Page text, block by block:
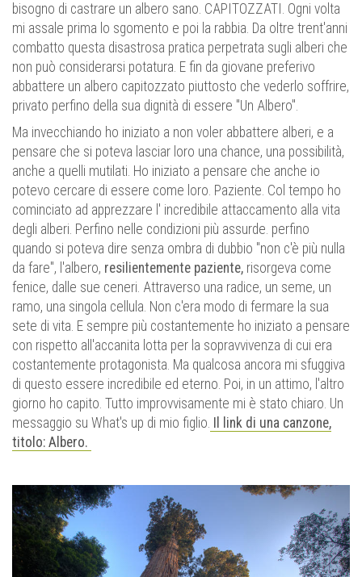
bisogno di castrare un albero sano. CAPITOZZATI. Ogni volta
mi assale prima lo sgomento e poi la rabbia. Da oltre trent'anni
combatto questa disastrosa pratica perpetrata sugli alberi che
non può considerarsi potatura. E fin da giovane preferivo
abbattere un albero capitozzato piuttosto che vederlo soffrire,
privato perfino della sua dignità di essere "Un Albero".
Ma invecchiando ho iniziato a non voler abbattere alberi, e a
pensare che si poteva lasciar loro una chance, una possibilità,
anche a quelli mutilati. Ho iniziato a pensare che anche io
potevo cercare di essere come loro. Paziente. Col tempo ho
cominciato ad apprezzare l' incredibile attaccamento alla vita
degli alberi. Perfino nelle condizioni più assurde. perfino
quando si poteva dire senza ombra di dubbio "non c'è più nulla
da fare", l'albero, resilientemente paziente, risorgeva come
fenice, dalle sue ceneri. Attraverso una radice, un seme, un
ramo, una singola cellula. Non c'era modo di fermare la sua
sete di vita. E sempre più costantemente ho iniziato a pensare
con rispetto all'accanita lotta per la sopravvivenza di cui era
costantemente protagonista. Ma qualcosa ancora mi sfuggiva
di questo essere incredibile ed eterno. Poi, in un attimo, l'altro
giorno ho capito. Tutto improvvisamente mi è stato chiaro. Un
messaggio su What's up di mio figlio. Il link di una canzone,
titolo: Albero.